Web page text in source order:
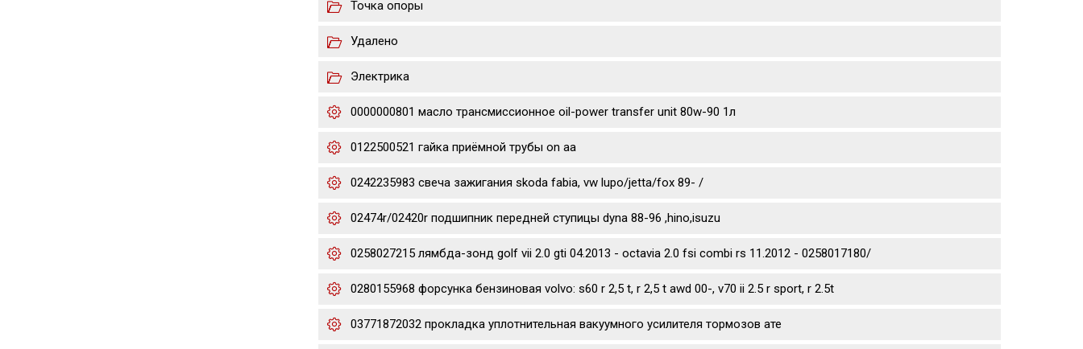
Точка опоры
Удалено
Электрика
0000000801 масло трансмиссионное oil-power transfer unit 80w-90 1л
0122500521 гайка приёмной трубы on aa
0242235983 свеча зажигания skoda fabia, vw lupo/jetta/fox 89- /
02474r/02420r подшипник передней ступицы dyna 88-96 ,hino,isuzu
0258027215 лямбда-зонд golf vii 2.0 gti 04.2013 - octavia 2.0 fsi combi rs 11.2012 - 0258017180/
0280155968 форсунка бензиновая volvo: s60 r 2,5 t, r 2,5 t awd 00-, v70 ii 2.5 r sport, r 2.5t
03771872032 прокладка уплотнительная вакуумного усилителя тормозов ате